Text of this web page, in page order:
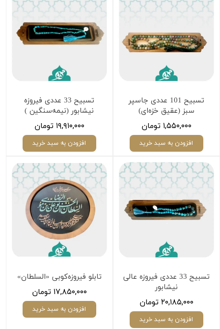
تسبیح 101 عددی جاسپر
سبز (عقیق خزه‌ای)
۱,۵۵۰,۰۰۰ تومان
افزودن به سبد خرید
تسبیح 33 عددی فیروزه
نیشابور (نیمه‌سنگین )
۱۹,۹۱۰,۰۰۰ تومان
افزودن به سبد خرید
تسبیح 33 عددی فیروزه عالی
نیشابور
۲۰,۱۸۵,۰۰۰ تومان
افزودن به سبد خرید
‏تابلو فیروزه‌کوبی «السلطان»
۱۷,۸۵۰,۰۰۰ تومان
افزودن به سبد خرید